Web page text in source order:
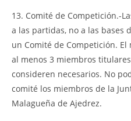
13. Comité de Competición.-
a las partidas, no a las bases
un Comité de Competición.
al menos 3 miembros
consideren necesarios. No
comité los miembros de la
Malagueña de Ajedrez.